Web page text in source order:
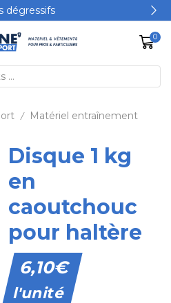
dégressifs
0
/ Matériel entraînement
Disque 1 kg
en
caoutchouc
pour haltère
6,10€
l'unité